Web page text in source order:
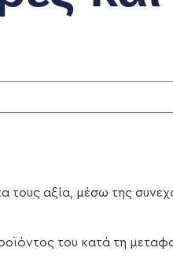
τους αξία, μέσω της
του κατά τη